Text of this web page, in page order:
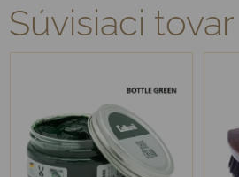
Súvisiaci tovar